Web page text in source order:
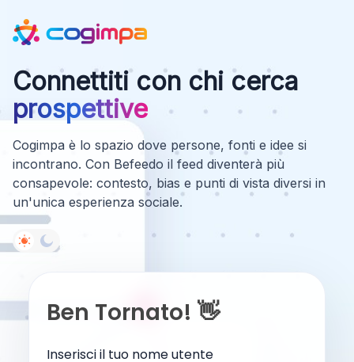
Connettiti con chi cerca
prospettive
Cogimpa è lo spazio dove persone, fonti e idee si
incontrano. Con Befeedo il feed diventerà più
consapevole: contesto, bias e punti di vista diversi in
un'unica esperienza sociale.
Ben Tornato! 👋
Inserisci il tuo nome utente